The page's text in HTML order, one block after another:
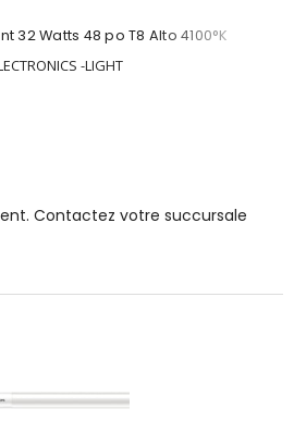
32 Watts 48 po T8 Alto 4100°K
-LIGHT
Contactez votre succursale